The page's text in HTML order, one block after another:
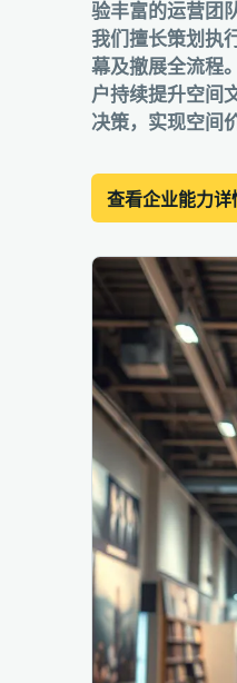
验丰富的运营团
我们擅长策划执
幕及撤展全流程
户持续提升空间
决策，实现空间
查看企业能力详